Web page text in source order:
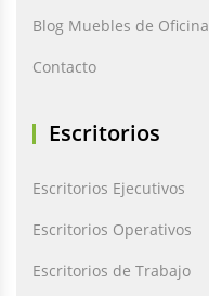
Blog Muebles de Oficina
Contacto
Escritorios
Escritorios Ejecutivos
Escritorios Operativos
Escritorios de Trabajo